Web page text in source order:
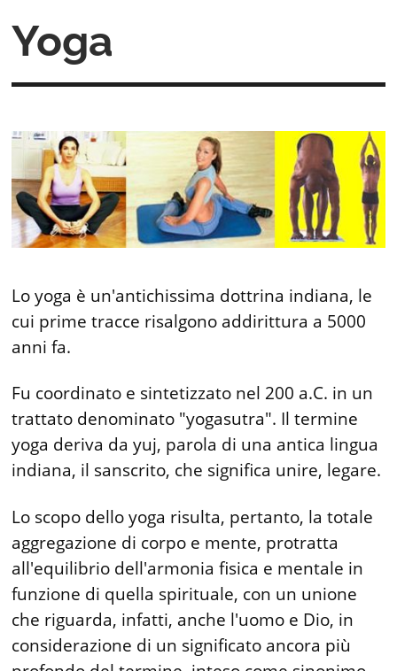
Yoga
Lo yoga è un'antichissima dottrina indiana, le
cui prime tracce risalgono addirittura a 5000
anni fa.
Fu coordinato e sintetizzato nel 200 a.C. in un
trattato denominato "yogasutra". Il termine
yoga deriva da yuj, parola di una antica lingua
indiana, il sanscrito, che significa unire, legare.
Lo scopo dello yoga risulta, pertanto, la totale
aggregazione di corpo e mente, protratta
all'equilibrio dell'armonia fisica e mentale in
funzione di quella spirituale, con un unione
che riguarda, infatti, anche l'uomo e Dio, in
considerazione di un significato ancora più